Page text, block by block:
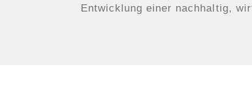
Entwicklung einer nachhaltig,